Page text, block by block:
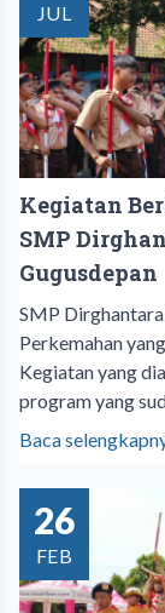
JUL
Kegiatan
SMP
Gugusdepan
SMP
Perkemahan
Kegiatan yang
program yang
Baca
26
FEB